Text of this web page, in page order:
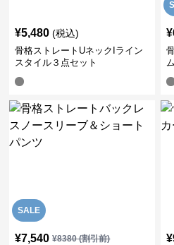
¥5,480 (税込)
骨格ストレートUネックIライン
スタイル３点セット
¥
SALE
¥7,540 ¥8380(割引前) ¥